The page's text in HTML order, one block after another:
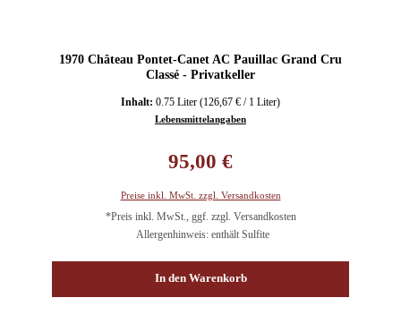
1970 Château Pontet-Canet AC Pauillac Grand Cru
Classé - Privatkeller
Inhalt: 0.75 Liter (126,67 € / 1 Liter)
Lebensmittelangaben
95,00 €
Preise inkl. MwSt. zzgl. Versandkosten
*Preis inkl. MwSt., ggf. zzgl. Versandkosten
Allergenhinweis: enthält Sulfite
In den Warenkorb